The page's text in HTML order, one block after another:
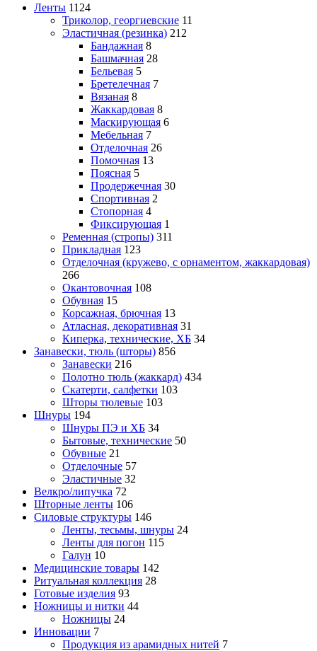
Ленты 1124
Триколор, георгиевские 11
Эластичная (резинка) 212
Бандажная 8
Башмачная 28
Бельевая 5
Бретелечная 7
Вязаная 8
Жаккардовая 8
Маскирующая 6
Мебельная 7
Отделочная 26
Помочная 13
Поясная 5
Продержечная 30
Спортивная 2
Стопорная 4
Фиксирующая 1
Ременная (стропы) 311
Прикладная 123
Отделочная (кружево, с орнаментом, жаккардовая)
266
Окантовочная 108
Обувная 15
Корсажная, брючная 13
Атласная, декоративная 31
Киперка, технические, ХБ 34
Занавески, тюль (шторы) 856
Занавески 216
Полотно тюль (жаккард) 434
Скатерти, салфетки 103
Шторы тюлевые 103
Шнуры 194
Шнуры ПЭ и ХБ 34
Бытовые, технические 50
Обувные 21
Отделочные 57
Эластичные 32
Велкро/липучка 72
Шторные ленты 106
Силовые структуры 146
Ленты, тесьмы, шнуры 24
Ленты для погон 115
Галун 10
Медицинские товары 142
Ритуальная коллекция 28
Готовые изделия 93
Ножницы и нитки 44
Ножницы 24
Инновации 7
Продукция из арамидных нитей 7